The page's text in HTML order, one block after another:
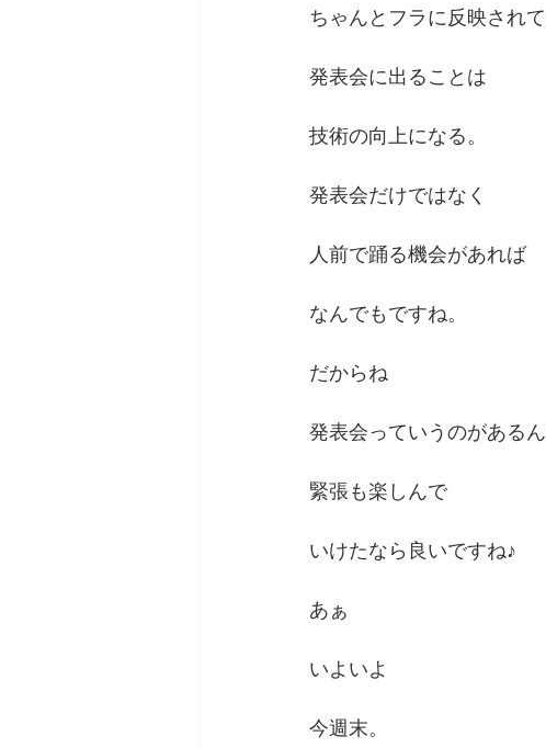
ちゃんとフラに反映されて
発表会に出ることは
技術の向上になる。
発表会だけではなく
人前で踊る機会があれば
なんでもですね。
だからね
発表会っていうのがある
緊張も楽しんで
いけたなら良いですね♪
あぁ
いよいよ
今週末。